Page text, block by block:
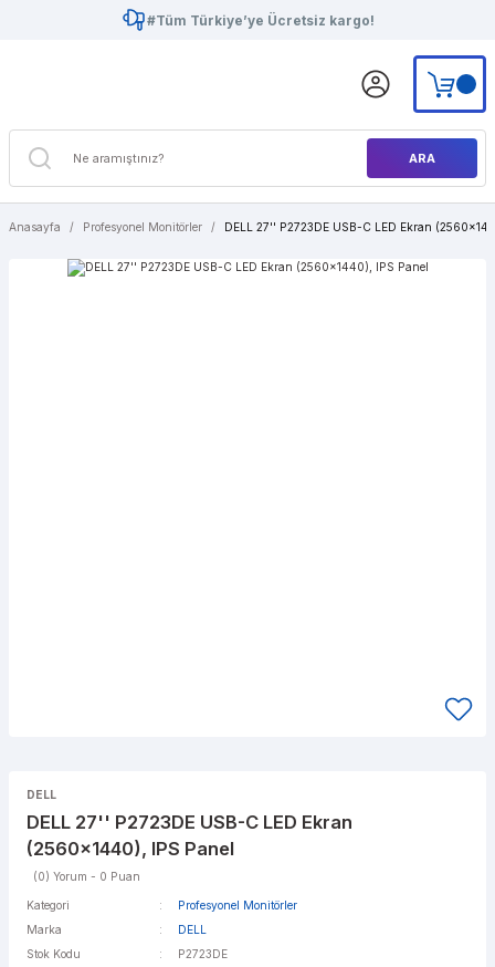
#Tüm Türkiye’ye Ücretsiz kargo!
ARA
Anasayfa Profesyonel Monitörler DELL 27'' P2723DE USB-C LED Ekran
DELL
DELL 27'' P2723DE USB-C LED Ekran
(2560x1440), IPS Panel
(0) Yorum - 0 Puan
Kategori
Profesyonel Monitörler
Marka
DELL
Stok Kodu
P2723DE